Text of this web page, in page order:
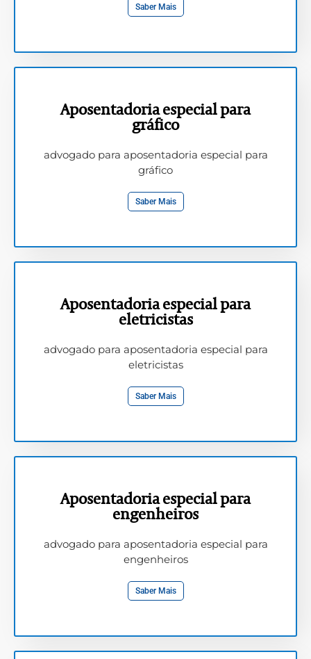
Saber Mais
Aposentadoria especial para
gráfico
advogado para aposentadoria especial para
gráfico
Saber Mais
Aposentadoria especial para
eletricistas
advogado para aposentadoria especial para
eletricistas
Saber Mais
Aposentadoria especial para
engenheiros
advogado para aposentadoria especial para
engenheiros
Saber Mais